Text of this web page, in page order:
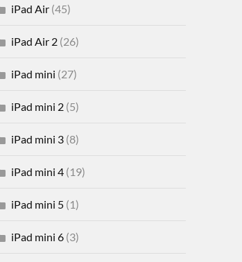
iPad Air(45)
iPad Air 2(26)
iPad mini (27)
iPad mini 2(5)
iPad mini 3(8)
iPad mini 4(19)
iPad mini 5(1)
iPad mini 6(3)